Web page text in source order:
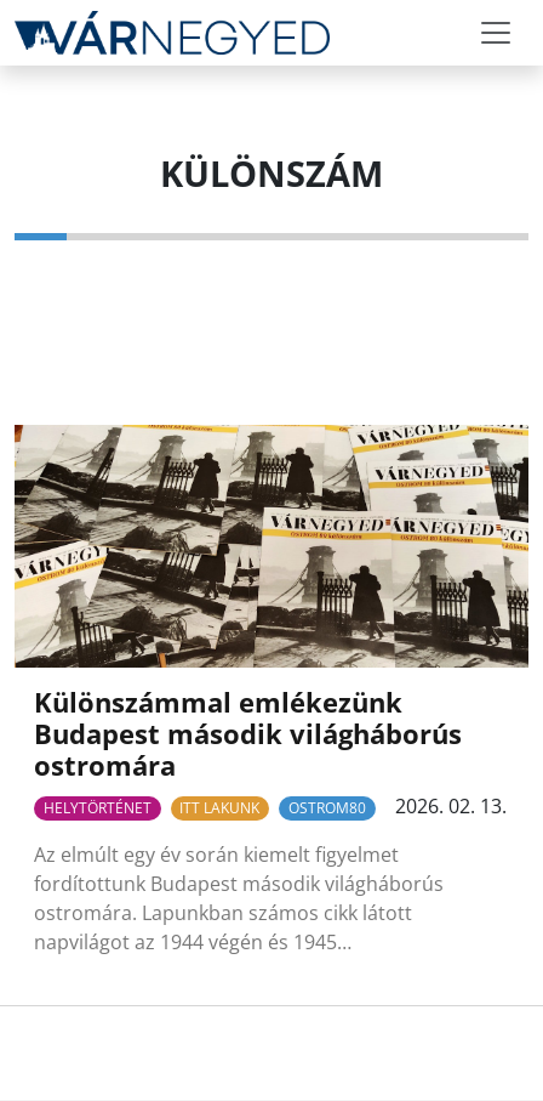
KÜLÖNSZÁM
Különszámmal emlékezünk
Budapest második világháborús
ostromára
HELYTÖRTÉNET ITT LAKUNK OSTROM80
2026. 02. 13.
Az elmúlt egy év során kiemelt figyelmet
fordítottunk Budapest második világháborús
ostromára. Lapunkban számos cikk látott
napvilágot az 1944 végén és 1945…